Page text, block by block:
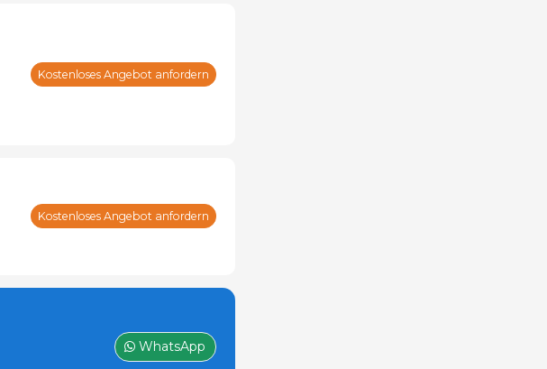
Kostenloses Angebot anfordern
Kostenloses Angebot anfordern
WhatsApp